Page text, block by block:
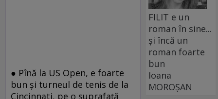
● Pînă la US Open, e foarte
bun şi turneul de tenis de la
Cincinnati, pe o suprafaţă
FILIT e un
roman în sine...
și încă un
roman foarte
bun
Ioana
MOROȘAN